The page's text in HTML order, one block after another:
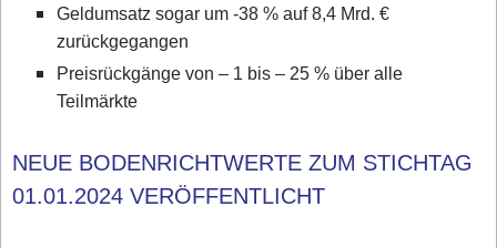
Geldumsatz sogar um -38 % auf 8,4 Mrd. €
zurückgegangen
Preisrückgänge von – 1 bis – 25 % über alle
Teilmärkte
NEUE BODENRICHTWERTE ZUM STICHTAG
01.01.2024 VERÖFFENTLICHT